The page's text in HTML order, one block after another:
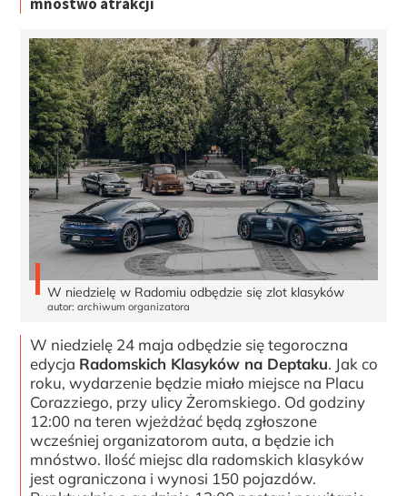
W niedzielę w Radomiu odbędzie się zlot klasyków
autor: archiwum organizatora
W niedzielę 24 maja odbędzie się tegoroczna
edycja Radomskich Klasyków na Deptaku. Jak co
roku, wydarzenie będzie miało miejsce na Placu
Corazziego, przy ulicy Żeromskiego. Od godziny
12:00 na teren wjeżdżać będą zgłoszone
wcześniej organizatorom auta, a będzie ich
mnóstwo. Ilość miejsc dla radomskich klasyków
jest ograniczona i wynosi 150 pojazdów.